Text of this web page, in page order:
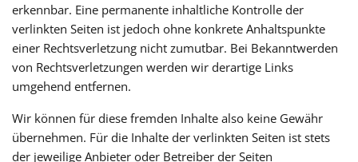
erkennbar. Eine permanente inhaltliche Kontrolle der
verlinkten Seiten ist jedoch ohne konkrete Anhaltspunkte
einer Rechtsverletzung nicht zumutbar. Bei Bekanntwerden
von Rechtsverletzungen werden wir derartige Links
umgehend entfernen.
Wir können für diese fremden Inhalte also keine Gewähr
übernehmen. Für die Inhalte der verlinkten Seiten ist stets
der jeweilige Anbieter oder Betreiber der Seiten